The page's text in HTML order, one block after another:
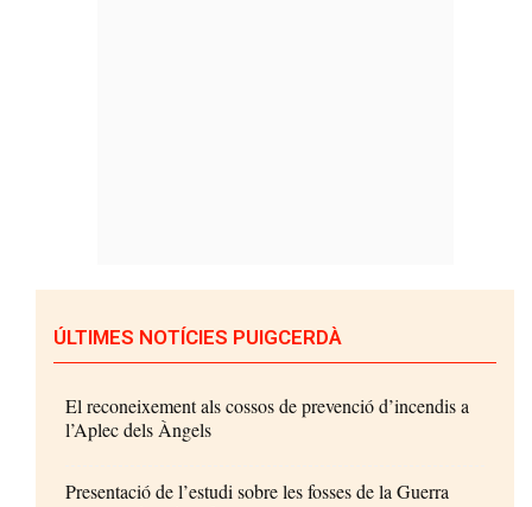
ÚLTIMES NOTÍCIES PUIGCERDÀ
El reconeixement als cossos de prevenció d’incendis a
l’Aplec dels Àngels
Presentació de l’estudi sobre les fosses de la Guerra